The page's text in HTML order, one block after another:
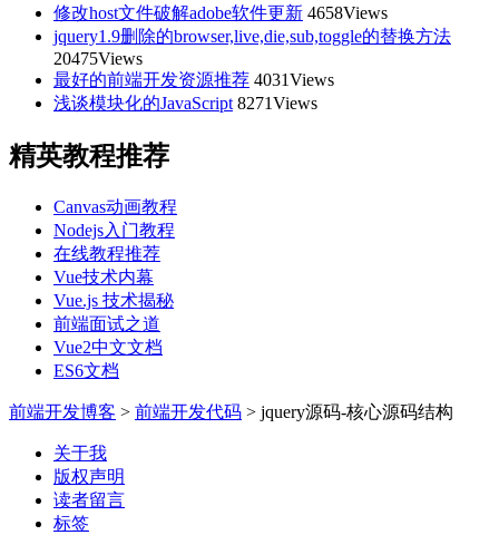
修改host文件破解adobe软件更新 4658Views
jquery1.9删除的browser,live,die,sub,toggle的替换方法
20475Views
最好的前端开发资源推荐 4031Views
浅谈模块化的JavaScript 8271Views
精英教程推荐
Canvas动画教程
Nodejs入门教程
在线教程推荐
Vue技术内幕
Vue.js 技术揭秘
前端面试之道
Vue2中文文档
ES6文档
前端开发博客 > 前端开发代码 > jquery源码-核心源码结构
关于我
版权声明
读者留言
标签